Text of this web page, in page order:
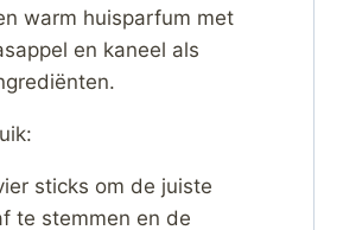
warm huisparfum met
en kaneel als
sticks om de juiste
te stemmen en de